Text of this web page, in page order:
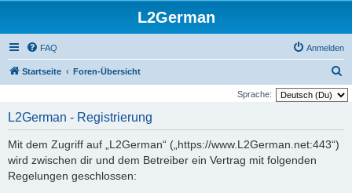
L2German
FAQ Anmelden
Startseite Foren-Übersicht
u
Sprache:
L2German - Registrierung
Mit dem Zugriff auf „L2German“ („https://www.L2German.net:443“)
wird zwischen dir und dem Betreiber ein Vertrag mit folgenden
Regelungen geschlossen: